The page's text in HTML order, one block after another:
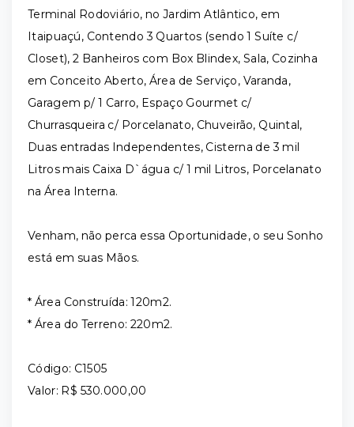
Terminal Rodoviário, no Jardim Atlântico, em
Itaipuaçú, Contendo 3 Quartos (sendo 1 Suíte c/
Closet), 2 Banheiros com Box Blindex, Sala, Cozinha
em Conceito Aberto, Área de Serviço, Varanda,
Garagem p/ 1 Carro, Espaço Gourmet c/
Churrasqueira c/ Porcelanato, Chuveirão, Quintal,
Duas entradas Independentes, Cisterna de 3 mil
Litros mais Caixa D`água c/ 1 mil Litros, Porcelanato
na Área Interna.
Venham, não perca essa Oportunidade, o seu Sonho
está em suas Mãos.
* Área Construída: 120m2.
* Área do Terreno: 220m2.
Código: C1505
Valor: R$ 530.000,00